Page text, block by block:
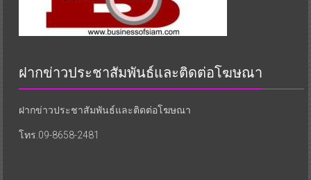
ฝากข่าวประชาสัมพันธ์และติดต่อโฆษณา
ฝากข่าวประชาสัมพันธ์และติดต่อโฆษณา
โทร.09-8658-2481